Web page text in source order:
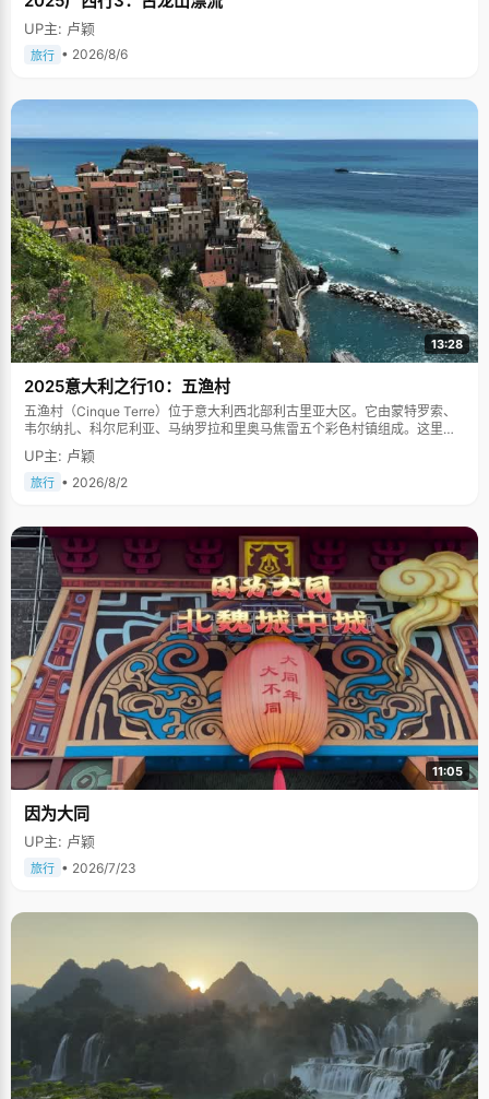
UP主: 卢颖
旅行 • 2026/8/6
13:28
2025意大利之行10：五渔村
五渔村（Cinque Terre）位于意大利西北部利古里亚大区。它由蒙特罗索、
韦尔纳扎、科尔尼利亚、马纳罗拉和里奥马焦雷五个彩色村镇组成。这里依
山傍海，房屋色彩斑斓，1997年被列为世界文化遗产。
UP主: 卢颖
旅行 • 2026/8/2
11:05
因为大同
UP主: 卢颖
旅行 • 2026/7/23